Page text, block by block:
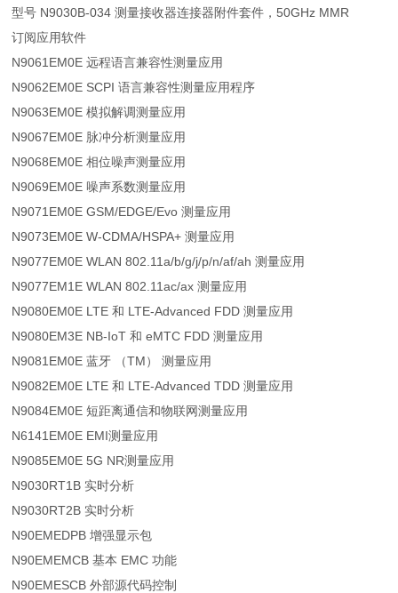
型号 N9030B-034 测量接收器连接器附件套件，50GHz MMR
订阅应用软件
N9061EM0E 远程语言兼容性测量应用
N9062EM0E SCPI 语言兼容性测量应用程序
N9063EM0E 模拟解调测量应用
N9067EM0E 脉冲分析测量应用
N9068EM0E 相位噪声测量应用
N9069EM0E 噪声系数测量应用
N9071EM0E GSM/EDGE/Evo 测量应用
N9073EM0E W-CDMA/HSPA+ 测量应用
N9077EM0E WLAN 802.11a/b/g/j/p/n/af/ah 测量应用
N9077EM1E WLAN 802.11ac/ax 测量应用
N9080EM0E LTE 和 LTE-Advanced FDD 测量应用
N9080EM3E NB-IoT 和 eMTC FDD 测量应用
N9081EM0E 蓝牙 （TM） 测量应用
N9082EM0E LTE 和 LTE-Advanced TDD 测量应用
N9084EM0E 短距离通信和物联网测量应用
N6141EM0E EMI测量应用
N9085EM0E 5G NR测量应用
N9030RT1B 实时分析
N9030RT2B 实时分析
N90EMEDPB 增强显示包
N90EMEMCB 基本 EMC 功能
N90EMESCB 外部源代码控制